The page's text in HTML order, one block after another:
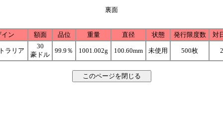
裏面
ン 額面 品位 重量 直径 状態 発行限度数 対
ラリア
30
豪ドル
99.9％ 1001.002g 100.60mm 未使用 500枚